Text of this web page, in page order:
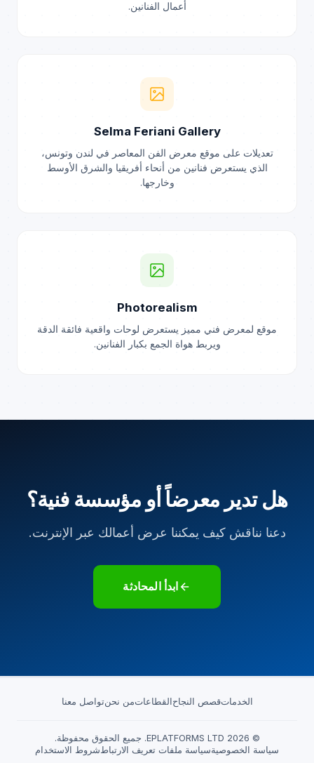
أعمال الفنانين.
Selma Feriani Gallery
تعديلات على موقع معرض الفن المعاصر في لندن وتونس،
الذي يستعرض فنانين من أنحاء أفريقيا والشرق الأوسط
وخارجها.
Photorealism
موقع لمعرض فني مميز يستعرض لوحات واقعية فائقة الدقة
ويربط هواة الجمع بكبار الفنانين.
هل تدير معرضاً أو مؤسسة فنية؟
دعنا نناقش كيف يمكننا عرض أعمالك عبر الإنترنت.
ابدأ المحادثة
الخدماتقصص النجاح القطاعاتمن نحنتواصل معنا
© 2026 EPLATFORMS LTD. جميع الحقوق محفوظة.
سياسة الخصوصيةسياسة ملفات تعريف الارتباطشروط الاستخدام